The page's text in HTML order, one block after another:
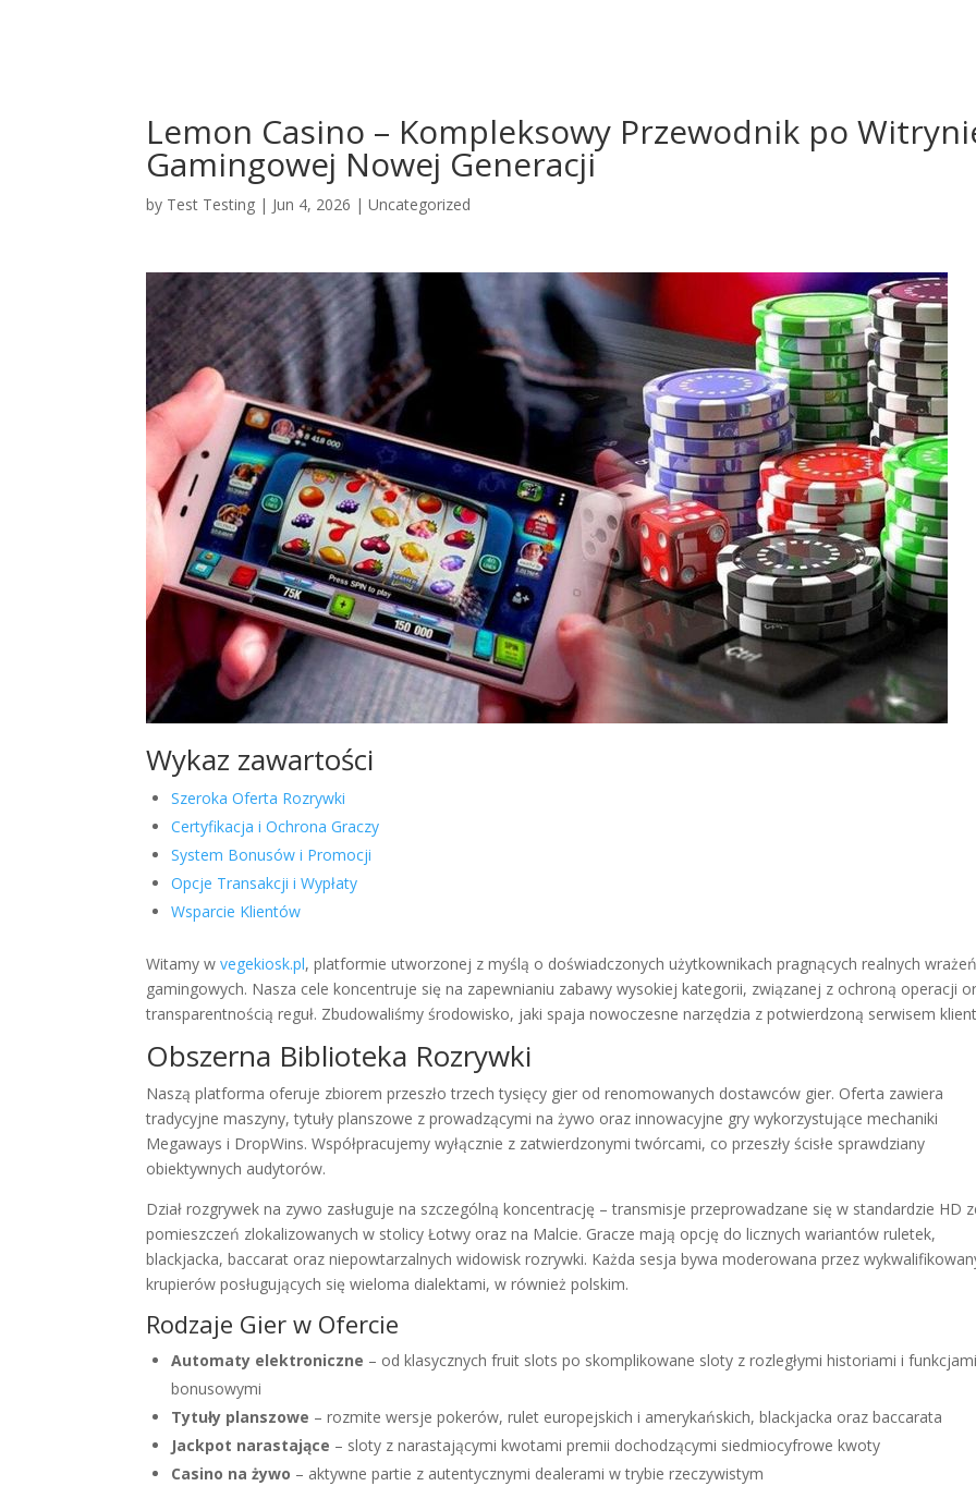
Lemon Casino – Kompleksowy Przewodnik po
Gamingowej Nowej Generacji
by Test Testing | Jun 4, 2026 |Uncategorized
Wykaz zawartości
Szeroka Oferta Rozrywki
Certyfikacja i Ochrona Graczy
System Bonusów i Promocji
Opcje Transakcji i Wypłaty
Wsparcie Klientów
Witamy wvegekiosk.pl, platformie utworzonej z myślą o doświadczonych użytkownikach pragnących realnych wrażeń
gamingowych. Nasza cele koncentruje się na zapewnianiu zabawy wysokiej kategorii, związanej z ochroną operacji
transparentnością reguł. Zbudowaliśmy środowisko, jaki spaja nowoczesne narzędzia z potwierdzoną serwisem
Obszerna Biblioteka Rozrywki
Naszą platforma oferuje zbiorem przeszło trzech tysięcy gier od renomowanych dostawców gier. Oferta zawiera
tradycyjne maszyny, tytuły planszowe z prowadzącymi na żywo oraz innowacyjne gry wykorzystujące mechaniki
Megaways i DropWins. Współpracujemy wyłącznie z zatwierdzonymi twórcami, co przeszły ścisłe sprawdziany
obiektywnych audytorów.
Dział rozgrywek na zywo zasługuje na szczególną koncentrację – transmisje przeprowadzane się w standardzie HD
pomieszczeń zlokalizowanych w stolicy Łotwy oraz na Malcie. Gracze mają opcję do licznych wariantów ruletek,
blackjacka, baccarat oraz niepowtarzalnych widowisk rozrywki. Każda sesja bywa moderowana przez
krupierów posługujących się wieloma dialektami, w również polskim.
Rodzaje Gier w Ofercie
Automaty elektroniczne – od klasycznych fruit slots po skomplikowane sloty z rozległymi historiami i funkcjami
bonusowymi
Tytuły planszowe – rozmite wersje pokerów, rulet europejskich i amerykańskich, blackjacka oraz baccarata
Jackpot narastające – sloty z narastającymi kwotami premii dochodzącymi siedmiocyfrowe kwoty
Casino na żywo – aktywne partie z autentycznymi dealerami w trybie rzeczywistym